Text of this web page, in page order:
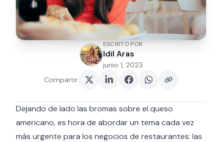
ESCRITO POR
Idil Aras
junio 1, 2023
Compartir:
Dejando de lado las bromas sobre el queso
americano, es hora de abordar un tema cada vez
más urgente para los negocios de restaurantes: las